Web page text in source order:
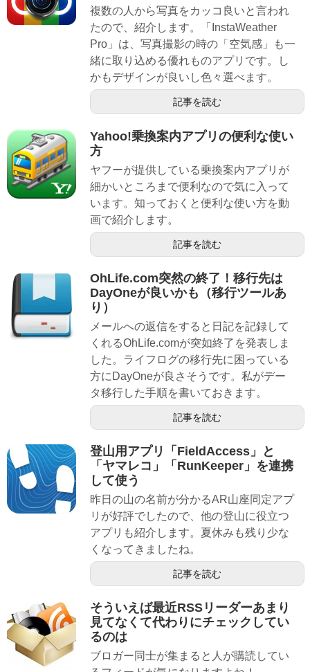
複数の人から写真をカッコ良いと言われ
たので、紹介します。「InstaWeather
Pro」は、写真撮影の時の「空気感」も一
緒に取り込める優れものアプリです。し
かもデザインが良いし色々選べます。
記事を読む
Yahoo!乗換案内アプリの便利な使い
方
ヤフーが提供している乗換案内アプリが
細かいところまで便利なので気に入って
います。知っておくと便利な使い方を動
画で紹介します。
記事を読む
OhLife.com突然の終了！移行先は
DayOneが良いかも（移行ツールあ
り）
メールへの返信をすると日記を記録して
くれるOhLife.comが突如終了を発表しま
した。ライフログの移行先に困っている
方にDayOneが良さそうです。私がデー
タ移行した手順を書いておきます。
記事を読む
登山用アプリ「FieldAccess」と
「ヤマレコ」「RunKeeper」を連携
して使う
昨日の山の名前が分かるAR山座同定アプ
リが好評でしたので、他の登山に役立つ
アプリも紹介します。夏休みも残り少な
くなってきましたね。
記事を読む
そういえば最近RSSリーダーあまり
見てなくて代わりにチェックしてい
るのは
ブロガー同士が集まると人が購読してい